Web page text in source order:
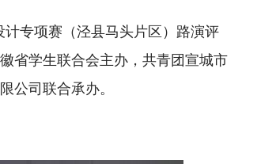
计专项赛（泾县马头片区）路演评
省学生联合会主办，共青团宣城市
公司联合承办。